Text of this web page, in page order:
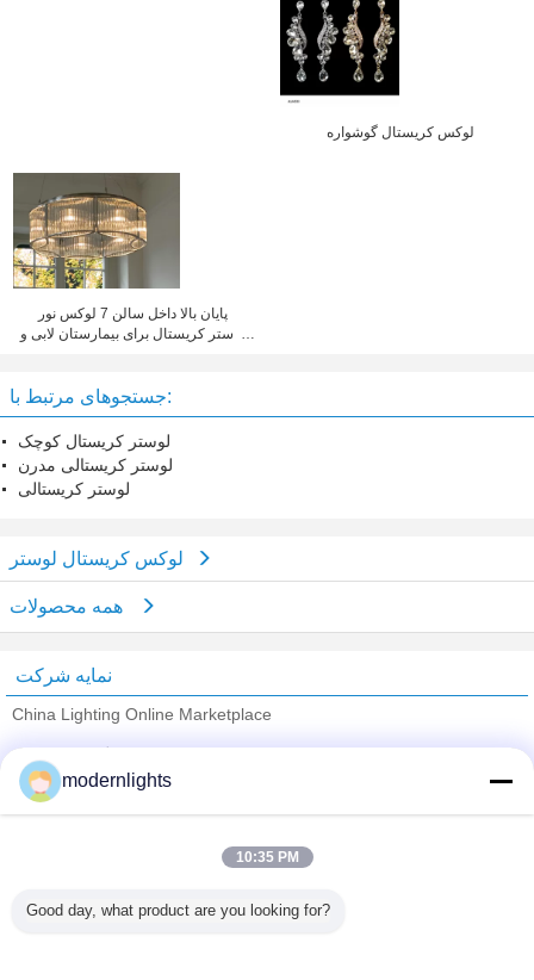
لوکس کریستال گوشواره
پایان بالا داخل سالن 7 لوکس نور
لوستر کریستال برای بیمارستان لابی و
جستجوهای مرتبط با:
لوستر کریستال کوچک
لوستر کریستالی مدرن
لوستر کریستالی
لوکس کریستال لوستر
نمایه شرکت
China Lighting Online Marketplace
تامین کنندگان تایید شده
Trust Seal
Verified Suplier
همه محصولات
modernlights
10:35 PM
Good day, what product are you looking for?